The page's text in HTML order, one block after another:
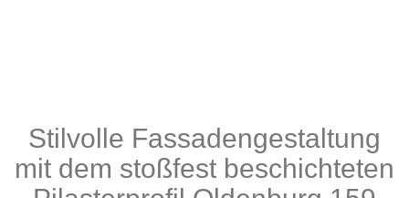
Stilvolle Fassadengestaltung
mit dem stoßfest beschichteten